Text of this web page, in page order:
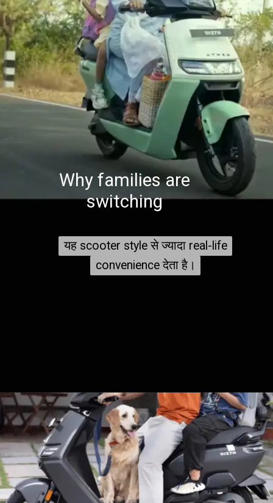
Why families are
switching
यह scooter style से ज्यादा real-life
convenience देता है।
यह scooter style से ज्यादा real-life
convenience देता है।